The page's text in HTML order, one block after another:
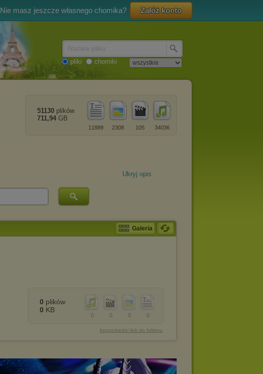
Nie masz jeszcze własnego chomika? Załóż konto
pliki chomiki
34036
105
2308
11889
51130 plików
711,94 GB
Ukryj opis
Galeria
0
0
0
0
0 plików
0 KB
bezpośredni link do folderu